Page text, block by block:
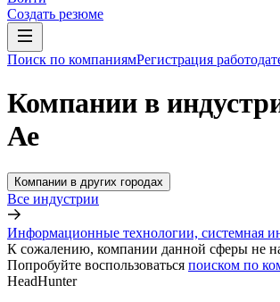
Создать резюме
Поиск по компаниямРегистрация
Компании в
Ае
Компании в других городах
Все индустрии
Информационные технологии, системная
К сожалению, компании данной сферы не
Попробуйте воспользоваться поиском по
HeadHunter